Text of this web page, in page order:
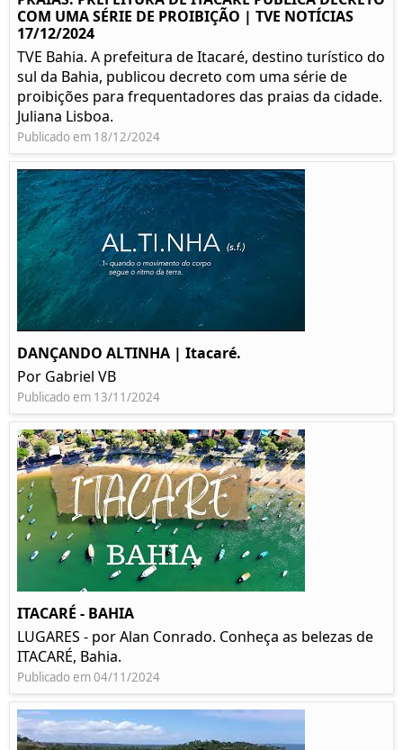
COM UMA SÉRIE DE PROIBIÇÃO | TVE NOTÍCIAS
17/12/2024
TVE Bahia. A prefeitura de Itacaré, destino turístico do
sul da Bahia, publicou decreto com uma série de
proibições para frequentadores das praias da cidade.
Juliana Lisboa.
Publicado em 18/12/2024
DANÇANDO ALTINHA | Itacaré.
Por Gabriel VB
Publicado em 13/11/2024
ITACARÉ - BAHIA
LUGARES - por Alan Conrado. Conheça as belezas de
ITACARÉ, Bahia.
Publicado em 04/11/2024